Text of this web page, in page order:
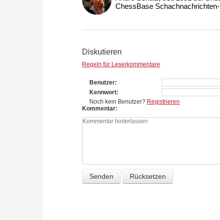
ChessBase
Diskutieren
Regeln für Leserkommentare
Benutzer
Kennwort
Noch kein Benutzer? Registrieren
Kommentar